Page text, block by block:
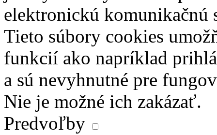
elektronickú komunikačnú
Tieto súbory cookies
funkcií ako napríklad
a sú nevyhnutné pre
Nie je možné ich zakázať.
Predvoľby